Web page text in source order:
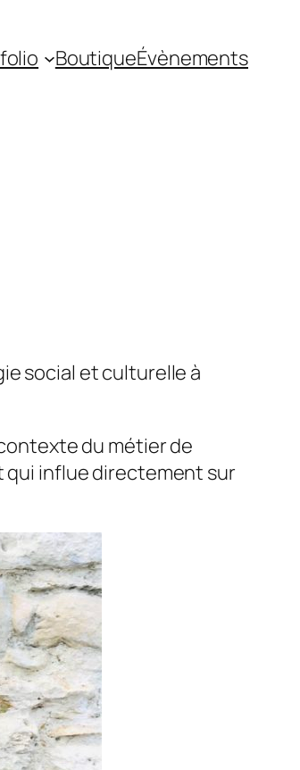
BoutiqueÉvènements
social et culturelle à
du métier de
qui influe directement sur